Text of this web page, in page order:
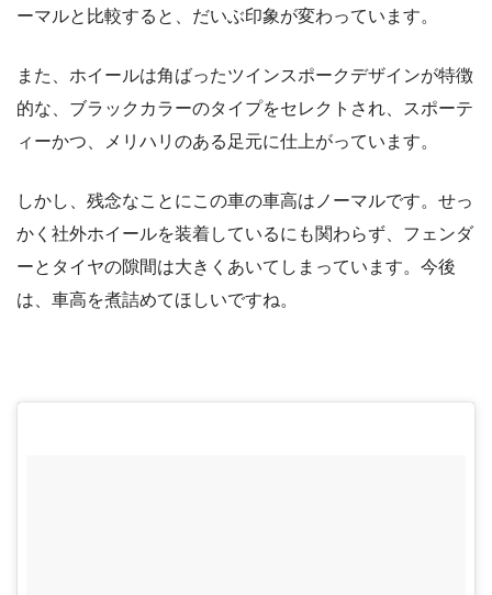
ーマルと比較すると、だいぶ印象が変わっています。
また、ホイールは角ばったツインスポークデザインが特徴
的な、ブラックカラーのタイプをセレクトされ、スポーテ
ィーかつ、メリハリのある足元に仕上がっています。
しかし、残念なことにこの車の車高はノーマルです。せっ
かく社外ホイールを装着しているにも関わらず、フェンダ
ーとタイヤの隙間は大きくあいてしまっています。今後
は、車高を煮詰めてほしいですね。